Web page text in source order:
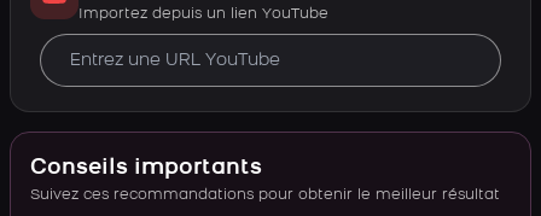
Importez depuis un lien YouTube
Conseils importants
Suivez ces recommandations pour obtenir le meilleur résultat